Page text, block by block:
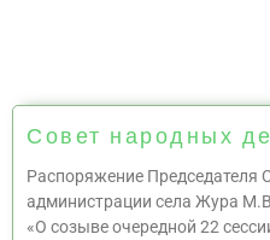
Совет народных
Распоряжение Председателя
администрации села Жура
«О созыве очередной 22